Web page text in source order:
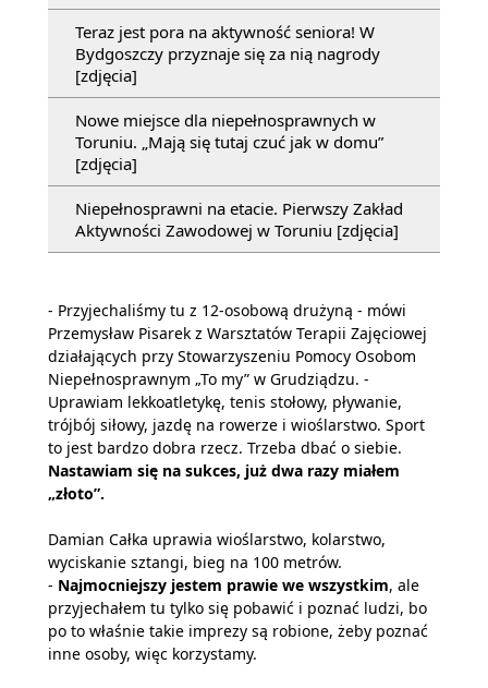
Teraz jest pora na aktywność seniora! W
Bydgoszczy przyznaje się za nią nagrody
[zdjęcia]
Nowe miejsce dla niepełnosprawnych w
Toruniu. „Mają się tutaj czuć jak w domu”
[zdjęcia]
Niepełnosprawni na etacie. Pierwszy Zakład
Aktywności Zawodowej w Toruniu [zdjęcia]
- Przyjechaliśmy tu z 12-osobową drużyną - mówi
Przemysław Pisarek z Warsztatów Terapii Zajęciowej
działających przy Stowarzyszeniu Pomocy Osobom
Niepełnosprawnym „To my” w Grudziądzu. -
Uprawiam lekkoatletykę, tenis stołowy, pływanie,
trójbój siłowy, jazdę na rowerze i wioślarstwo. Sport
to jest bardzo dobra rzecz. Trzeba dbać o siebie.
Nastawiam się na sukces, już dwa razy miałem
„złoto”.
Damian Całka uprawia wioślarstwo, kolarstwo,
wyciskanie sztangi, bieg na 100 metrów.
- Najmocniejszy jestem prawie we wszystkim, ale
przyjechałem tu tylko się pobawić i poznać ludzi, bo
po to właśnie takie imprezy są robione, żeby poznać
inne osoby, więc korzystamy.